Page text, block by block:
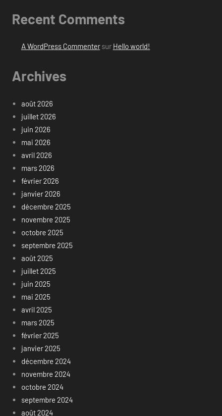
Recent Comments
A WordPress Commentersur Hello world!
Archives
août 2026
juillet 2026
juin 2026
mai 2026
avril 2026
mars 2026
février 2026
janvier 2026
décembre 2025
novembre 2025
octobre 2025
septembre 2025
août 2025
juillet 2025
juin 2025
mai 2025
avril 2025
mars 2025
février 2025
janvier 2025
décembre 2024
novembre 2024
octobre 2024
septembre 2024
août 2024